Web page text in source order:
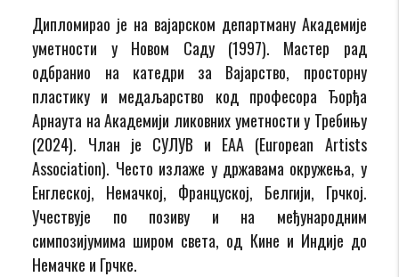
Дипломирао је на вајарском департману Академије
уметности у Новом Саду (1997). Мастер рад
одбранио на катедри за Вајарство, просторну
пластику и медаљарство код професора Ђорђа
Арнаута на Академији ликовних уметности у Требињу
(2024). Члан је СУЛУВ и ЕАА (European Artists
Association). Често излаже у државама окружења, у
Енглеској, Немачкој, Француској, Белгији, Грчкој.
Учествује по позиву и на међународним
симпозијумима широм света, од Кине и Индије до
Немачке и Грчке.